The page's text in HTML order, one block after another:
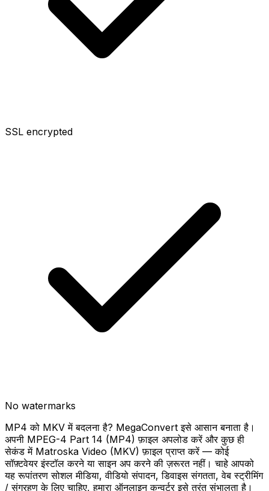
SSL encrypted
No watermarks
MP4 को MKV में बदलना है? MegaConvert इसे आसान बनाता है।
अपनी MPEG-4 Part 14 (MP4) फ़ाइल अपलोड करें और कुछ ही
सेकंड में Matroska Video (MKV) फ़ाइल प्राप्त करें — कोई
सॉफ़्टवेयर इंस्टॉल करने या साइन अप करने की ज़रूरत नहीं। चाहे आपको
यह रूपांतरण सोशल मीडिया, वीडियो संपादन, डिवाइस संगतता, वेब स्ट्रीमिंग
/ संग्रहण के लिए चाहिए, हमारा ऑनलाइन कन्वर्टर इसे तुरंत संभालता है।